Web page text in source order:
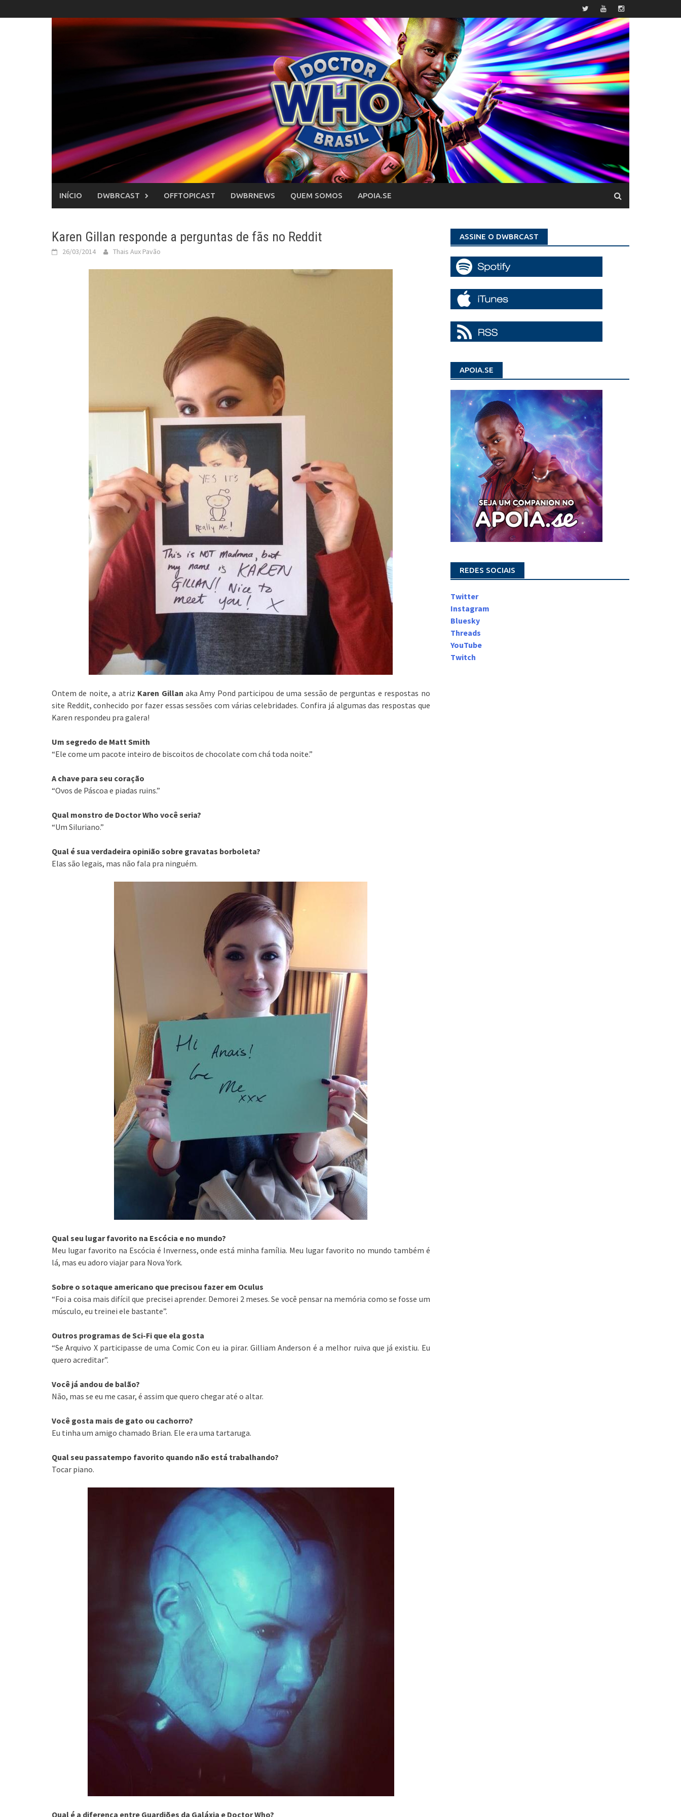
to
INÍCIO DWBRCAST OFFTOPICAST DWBRNEWS QUEM SOMOS APOIA.SE
Karen Gillan responde a perguntas de fãs no Reddit
26/03/2014 Thais Aux Pavão
Ontem de noite, a atriz Karen Gillan aka Amy Pond participou de uma sessão de perguntas e respostas no
site Reddit, conhecido por fazer essas sessões com várias celebridades. Confira já algumas das respostas que
Karen respondeu pra galera!
Um segredo de Matt Smith
“Ele come um pacote inteiro de biscoitos de chocolate com chá toda noite.”
A chave para seu coração
“Ovos de Páscoa e piadas ruins.”
Qual monstro de Doctor Who você seria?
“Um Siluriano.”
Qual é sua verdadeira opinião sobre gravatas borboleta?
Elas são legais, mas não fala pra ninguém.
Qual seu lugar favorito na Escócia e no mundo?
Meu lugar favorito na Escócia é Inverness, onde está minha família. Meu lugar favorito no mundo também é
lá, mas eu adoro viajar para Nova York.
Sobre o sotaque americano que precisou fazer em Oculus
“Foi a coisa mais difícil que precisei aprender. Demorei 2 meses. Se você pensar na memória como se fosse um
músculo, eu treinei ele bastante”.
Outros programas de Sci-Fi que ela gosta
“Se Arquivo X participasse de uma Comic Con eu ia pirar. Gilliam Anderson é a melhor ruiva que já existiu. Eu
quero acreditar”.
Você já andou de balão?
Não, mas se eu me casar, é assim que quero chegar até o altar.
Você gosta mais de gato ou cachorro?
Eu tinha um amigo chamado Brian. Ele era uma tartaruga.
Qual seu passatempo favorito quando não está trabalhando?
Tocar piano.
Qual é a diferença entre Guardiões da Galáxia e Doctor Who?
ASSINE O DWBRCAST
APOIA.SE
REDES SOCIAIS
Twitter
Instagram
Bluesky
Threads
YouTube
Twitch